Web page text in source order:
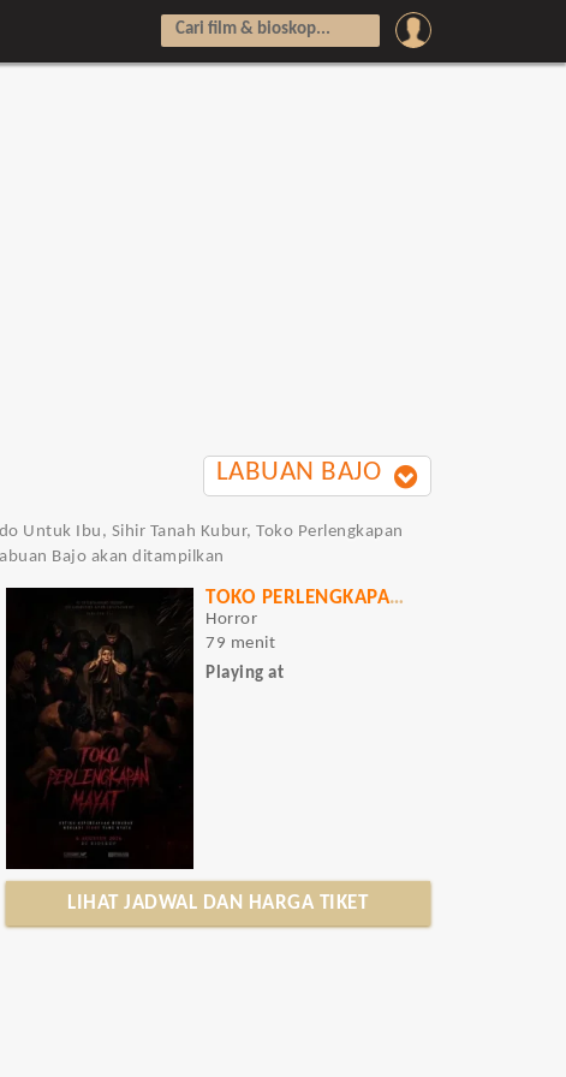
LABUAN BAJO
Untuk Ibu, Sihir Tanah Kubur, Toko Perlengkapan
Bajo akan ditampilkan
TOKO PERLENGKAPAN MAYAT
Horror
79 menit
Playing at
LIHAT JADWAL DAN HARGA TIKET